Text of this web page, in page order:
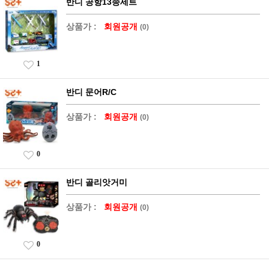
상품가 : 회원공개 (0)
1
반디 문어R/C
상품가 : 회원공개 (0)
0
반디 골리앗거미
상품가 : 회원공개 (0)
0